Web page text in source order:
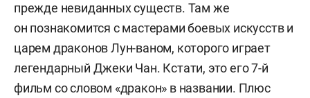
прежде невиданных существ. Там же
он познакомится с мастерами боевых искусств и
царем драконов Лун-ваном, которого играет
легендарный Джеки Чан. Кстати, это его 7-й
фильм со словом «дракон» в названии. Плюс